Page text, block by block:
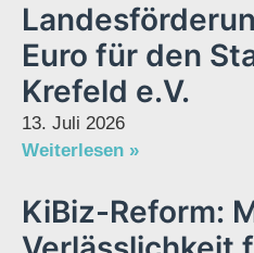
Euro für den
Krefeld e.V.
13. Juli 2026
Weiterlesen »
KiBiz-Reform: